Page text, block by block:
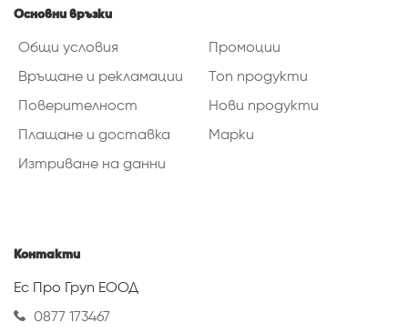
Основни връзки
Общи условия
Връщане и рекламации
Поверителност
Плащане и доставка
Изтриване на данни
Промоции
Топ продукти
Нови продукти
Марки
Контакти
Ес Про Груп ЕООД
0877 173467